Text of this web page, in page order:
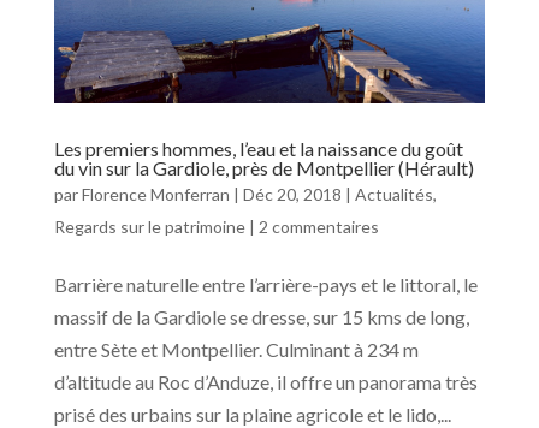
Les premiers hommes, l’eau et la naissance du goût
du vin sur la Gardiole, près de Montpellier (Hérault)
parFlorence Monferran | Déc 20, 2018 | Actualités,
Regards sur le patrimoine| 2 commentaires
Barrière naturelle entre l’arrière-pays et le littoral, le
massif de la Gardiole se dresse, sur 15 kms de long,
entre Sète et Montpellier. Culminant à 234 m
d’altitude au Roc d’Anduze, il offre un panorama très
prisé des urbains sur la plaine agricole et le lido,...